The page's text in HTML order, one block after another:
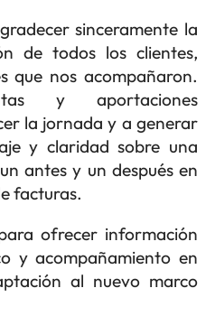
sinceramente la
de todos los clientes,
que nos acompañaron.
y aportaciones
la jornada y a generar
y claridad sobre una
antes y un después en
facturas.
ofrecer información
y acompañamiento en
al nuevo marco